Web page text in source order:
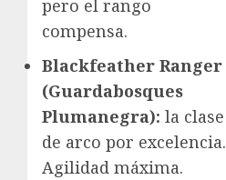
pero el rango
compensa.
Blackfeather Ranger
(Guardabosques
Plumanegra): la clase
de arco por excelencia.
Agilidad máxima.